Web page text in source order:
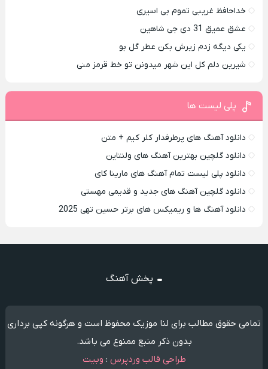
خداحافظ غریبی تموم بی اسیری
عشق عمیق 31 دی جی شاهین
یکی دیگه زدم زیرش بکن عطر گل بو
شیرین دلم کل این شهر میدونن تو خط قرمز منی
پلی لیست ها
دانلود آهنگ های پرطرفدار کلر کیم + متن
دانلود گلچین بهترین آهنگ های ولنتاین
دانلود پلی لیست تمام آهنگ های مارینا کای
دانلود گلچین آهنگ های جدید و قدیمی مهستی
دانلود آهنگ ها و ریمیکس های برتر حسین تهی 2025
پخش آهنگ
تمامی حقوق مطالب برای لنا موزیک محفوظ است و هرگونه کپی برداری
بدون ذکر منبع ممنوع می باشد.
طراحی قالب وردپرس : وبیت